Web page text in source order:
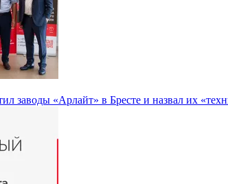
заводы «Арлайт» в Бресте и назвал их